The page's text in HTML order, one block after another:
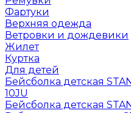
Фартуки
Верхняя одежда
Ветровки и дождевики
Жилет
Куртка
Для детей
Бейсболка детская
10JU
Бейсболка детская